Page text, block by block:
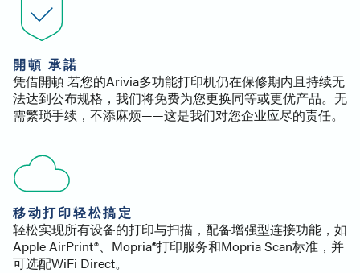
開頓 承諾
凭借開頓 若您的Arivia多功能打印机仍在保修期内且持续无
法达到公布规格，我们将免费为您更换同等或更优产品。无
需繁琐手续，不添麻烦——这是我们对您企业应尽的责任。
移动打印轻松搞定
轻松实现所有设备的打印与扫描，配备增强型连接功能，如
Apple AirPrint®、Mopria®打印服务和Mopria Scan标准，并
可选配WiFi Direct。